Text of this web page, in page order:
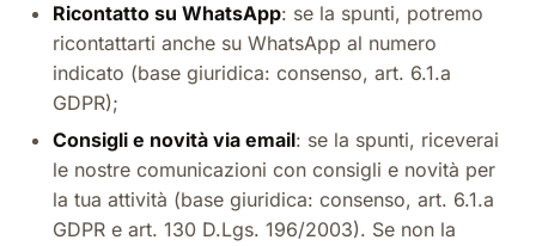
Ricontatto su WhatsApp: se la spunti, potremo
ricontattarti anche su WhatsApp al numero
indicato (base giuridica: consenso, art. 6.1.a
GDPR);
Consigli e novità via email: se la spunti, riceverai
le nostre comunicazioni con consigli e novità per
la tua attività (base giuridica: consenso, art. 6.1.a
GDPR e art. 130 D.Lgs. 196/2003). Se non la